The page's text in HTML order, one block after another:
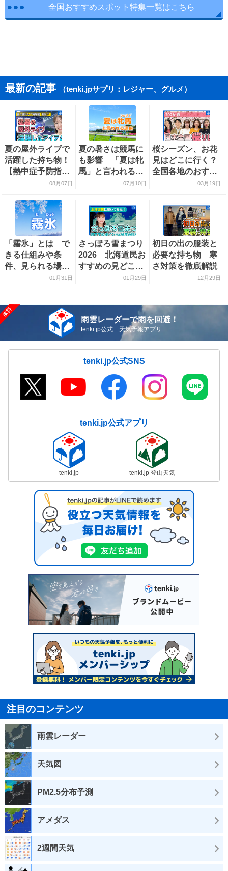
全国おすすめスポット特集一覧はこちら
最新の記事 （tenki.jpサプリ：レジャー、グルメ）
夏の屋外ライブで
活躍した持ち物！
【熱中症予防指導
員おすすめ】08月07日
夏の暑さは競馬に
も影響 「夏は牝
馬」と言われる理
07月10日
桜シーズン、お花
見はどこに行く？
全国各地のおすす
め桜スポットをご
03月19日
「霧氷」とは で
きる仕組みや条
件、見られる場所
01月31日
さっぽろ雪まつり
2026 北海道民お
すすめの見どころ
01月29日
初日の出の服装と
必要な持ち物 寒
さ対策を徹底解説
12月29日
雨雲レーダーで雨を回避！
tenki.jp公式 天気予報アプリ
tenki.jp公式SNS
tenki.jp公式アプリ
tenki.jp tenki.jp 登山天気
注目のコンテンツ
雨雲レーダー
天気図
PM2.5分布予測
アメダス
2週間天気